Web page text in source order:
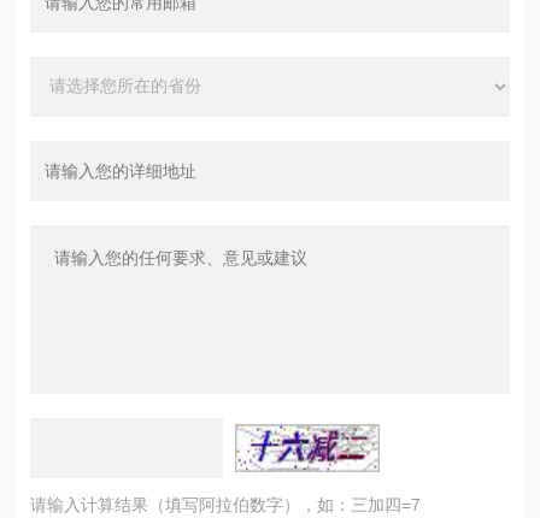
请输入计算结果（填写阿拉伯数字），如：三加四=7